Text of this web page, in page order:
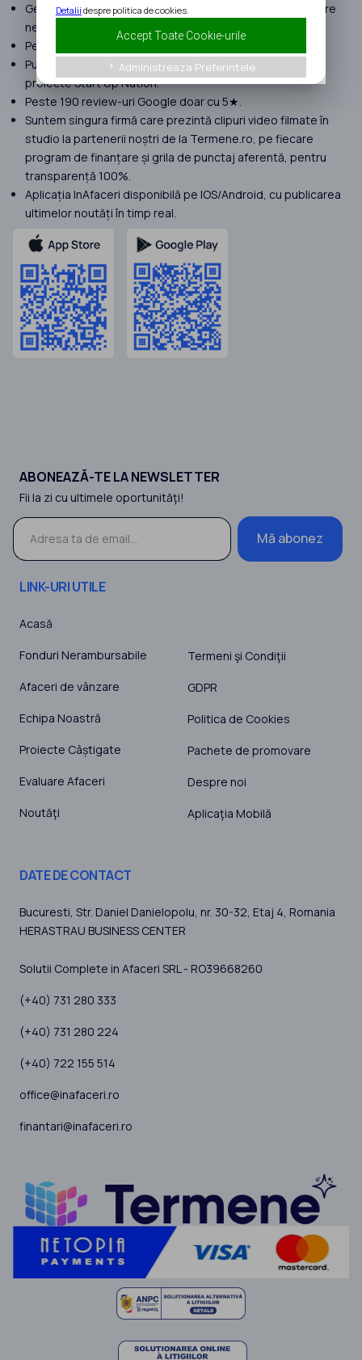
Gestionăm proiecte cu peste 120 milioane EURO finanțare
nerambursabilă atrasă în 2025.
Peste 400 de clienți în anul 2025.
Punem focus doar pe proiecte complexe. Nu preluăm
proiecte Start Up Nation.
Peste 190 review-uri Google doar cu 5★.
Suntem singura firmă care prezintă clipuri video filmate în
studio la partenerii noștri de la Termene.ro, pe fiecare
program de finanțare și grila de punctaj aferentă, pentru
transparență 100%.
Aplicația InAfaceri disponibilă pe IOS/Android, cu publicarea
ultimelor noutăți în timp real.
ABONEAZĂ-TE LA NEWSLETTER
Fii la zi cu ultimele oportunităţi!
Mă abonez
LINK-URI UTILE
Acasă
Fonduri Nerambursabile
Afaceri de vânzare
Echipa Noastră
Proiecte Câștigate
Evaluare Afaceri
Noutăţi
Termeni şi Condiţii
GDPR
Politica de Cookies
Pachete de promovare
Despre noi
Aplicaţia Mobilă
DATE DE CONTACT
Bucuresti, Str. Daniel Danielopolu, nr. 30-32, Etaj 4, Romania
HERASTRAU BUSINESS CENTER
Solutii Complete in Afaceri SRL - RO39668260
(+40) 731 280 333
(+40) 731 280 224
(+40) 722 155 514
office@inafaceri.ro
finantari@inafaceri.ro
Detalii despre politica de cookies.
Accept Toate Cookie-urile
keyboard_arrow_right Administreaza Preferintele